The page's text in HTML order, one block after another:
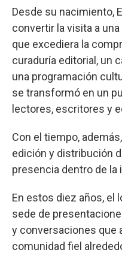
Desde su nacimiento,
convertir la visita a
que excediera la
curaduría editorial, un
una programación
se transformó en un
lectores, escritores y
Con el tiempo,
edición y distribución
presencia dentro de la
En estos diez años, el
sede de
y conversaciones que
comunidad fiel